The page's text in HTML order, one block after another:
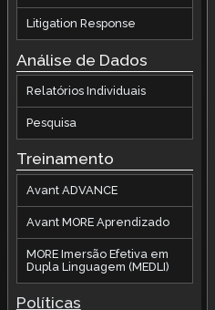
Litigation Response
Análise de Dados
Relatórios Individuais
Pesquisa
Treinamento
Avant ADVANCE
Avant MORE Aprendizado
MORE Imersão Efetiva em
Dupla Linguagem (MEDLI)
Políticas